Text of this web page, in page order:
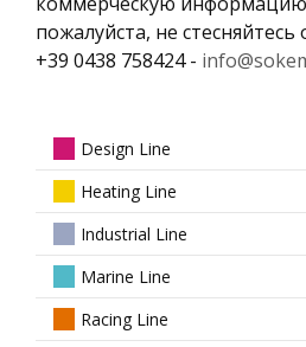
пожалуйста, не
+39 0438 758424 -
Design Line
Heating Line
Industrial Line
Marine Line
Racing Line